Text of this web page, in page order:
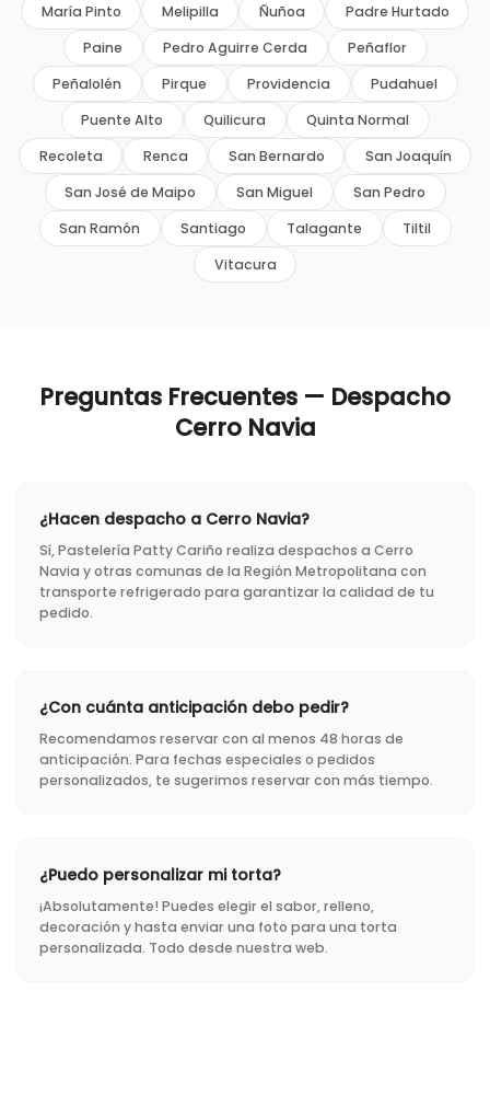
María Pinto Melipilla Ñuñoa
Padre Hurtado
Paine
Pedro Aguirre Cerda
Peñaflor
Peñalolén
Pirque Providencia
Pudahuel
Puente Alto
Quilicura
Quinta Normal
Recoleta
Renca San Bernardo
San Joaquín
San José de Maipo
San Miguel
San Pedro
San Ramón
Santiago Talagante
Tiltil
Vitacura
Preguntas Frecuentes — Despacho
Cerro Navia
¿Hacen despacho a Cerro Navia?
Sí, Pastelería Patty Cariño realiza despachos a Cerro
Navia y otras comunas de la Región Metropolitana con
transporte refrigerado para garantizar la calidad de tu
pedido.
¿Con cuánta anticipación debo pedir?
Recomendamos reservar con al menos 48 horas de
anticipación. Para fechas especiales o pedidos
personalizados, te sugerimos reservar con más tiempo.
¿Puedo personalizar mi torta?
¡Absolutamente! Puedes elegir el sabor, relleno,
decoración y hasta enviar una foto para una torta
personalizada. Todo desde nuestra web.